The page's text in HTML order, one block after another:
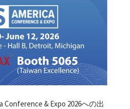
Conference & Expo 2026への出